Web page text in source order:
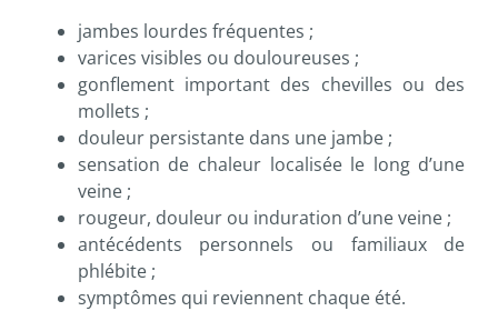
jambes lourdes fréquentes ;
varices visibles ou douloureuses ;
gonflement important des chevilles ou des
mollets ;
douleur persistante dans une jambe ;
sensation de chaleur localisée le long d’une
veine ;
rougeur, douleur ou induration d’une veine ;
antécédents personnels ou familiaux de
phlébite ;
symptômes qui reviennent chaque été.